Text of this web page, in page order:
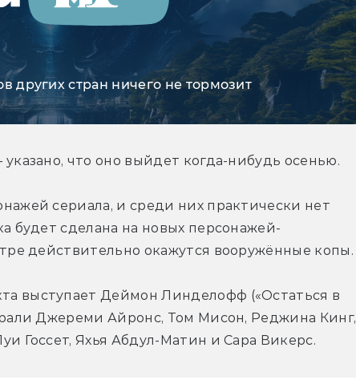
других стран ничего не тормозит
что оно выйдет когда-нибудь осенью.
сериала, и среди них практически нет
будет сделана на новых персонажей-
действительно окажутся вооружённые копы.
выступает Деймон Линделофф («Остаться в
Джереми Айронс, Том Мисон, Реджина Кинг,
Госсет, Яхья Абдул-Матин и Сара Викерс.